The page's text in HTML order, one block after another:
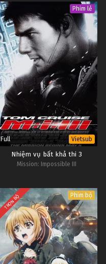
Phim lẻ
Full Vietsub
Nhiệm vụ bất khả thi 3
Mission: Impossible III
TRỌN BỘ Phim bộ